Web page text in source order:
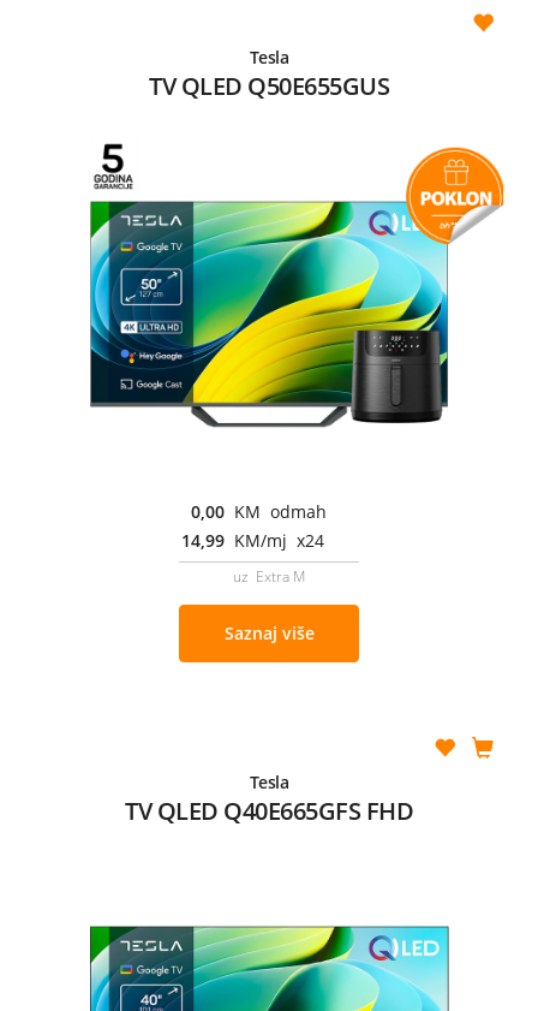
Tesla
TV QLED Q50E655GUS
0,00 KM odmah
14,99 KM/mj x24
uz Extra M
Saznaj više
Tesla
TV QLED Q40E665GFS FHD